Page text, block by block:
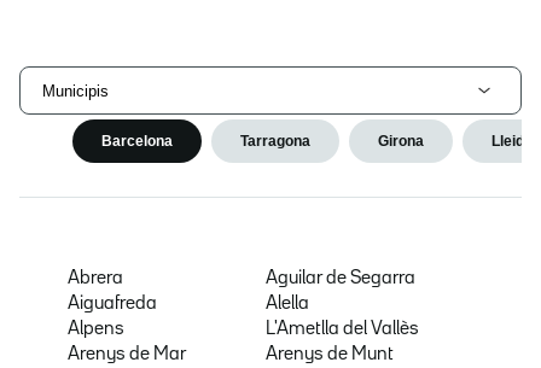
Municipis
Barcelona Tarragona Girona Lleida
Abrera
Aguilar de Segarra
Aiguafreda
Alella
Alpens
L'Ametlla del Vallès
Arenys de Mar
Arenys de Munt